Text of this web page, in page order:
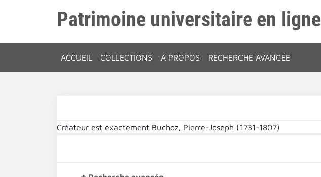
Patrimoine universitaire en ligne
ACCUEIL COLLECTIONS À PROPOS RECHERCHE AVANCÉE
Créateur est exactement Buchoz, Pierre-Joseph (1731-1807)